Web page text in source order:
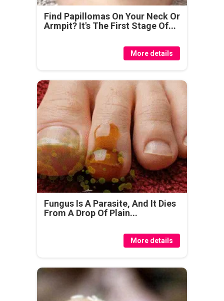
Find Papillomas On Your Neck Or
Armpit? It's The First Stage Of...
More details
Fungus Is A Parasite, And It Dies
From A Drop Of Plain...
More details